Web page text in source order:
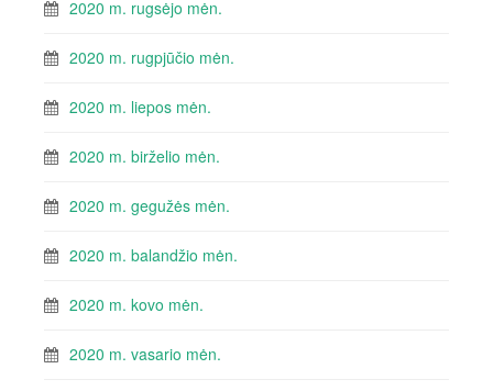
2020 m. rugsėjo mėn.
2020 m. rugpjūčio mėn.
2020 m. liepos mėn.
2020 m. birželio mėn.
2020 m. gegužės mėn.
2020 m. balandžio mėn.
2020 m. kovo mėn.
2020 m. vasario mėn.